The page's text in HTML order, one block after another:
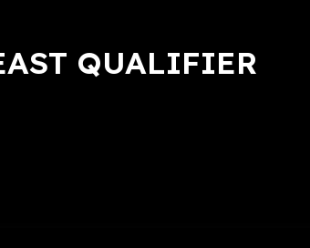
QUALIFIER